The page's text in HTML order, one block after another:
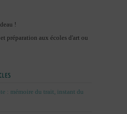
!
préparation aux écoles d'art ou
: mémoire du trait, instant du